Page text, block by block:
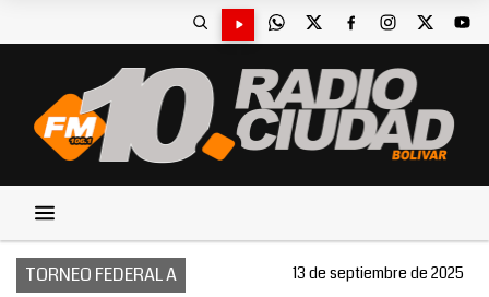
TORNEO FEDERAL A 13 de septiembre de 2025